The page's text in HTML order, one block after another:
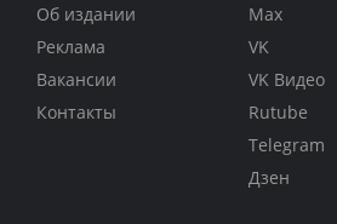
Об издании
Реклама
Вакансии
Контакты
Max
VK
VK Видео
Rutube
Telegram
Дзен